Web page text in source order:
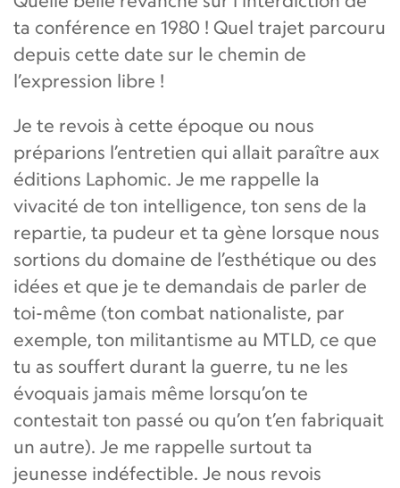
ta conférence en 1980 ! Quel trajet parcouru
depuis cette date sur le chemin de
l’expression libre !
Je te revois à cette époque ou nous
préparions l’entretien qui allait paraître aux
éditions Laphomic. Je me rappelle la
vivacité de ton intelligence, ton sens de la
repartie, ta pudeur et ta gène lorsque nous
sortions du domaine de l’esthétique ou des
idées et que je te demandais de parler de
toi-même (ton combat nationaliste, par
exemple, ton militantisme au MTLD, ce que
tu as souffert durant la guerre, tu ne les
évoquais jamais même lorsqu’on te
contestait ton passé ou qu’on t’en fabriquait
un autre). Je me rappelle surtout ta
jeunesse indéfectible. Je nous revois